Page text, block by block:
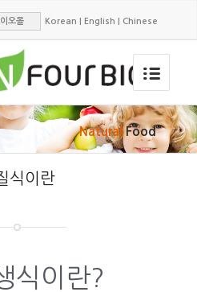
오몰 Korean English Chinese
NaturalFood
식이란
식이란?